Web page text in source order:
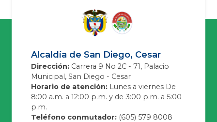
Alcaldía de San Diego, Cesar
Dirección: Carrera 9 No 2C - 71, Palacio
Municipal, San Diego - Cesar
Horario de atención: Lunes a viernes De
8:00 a.m. a 12:00 p.m. y de 3:00 p.m. a 5:00
p.m.
Teléfono conmutador: (605) 579 8008